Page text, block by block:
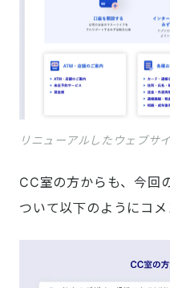
リニューアルしたウェブサ
CC室の方からも、今回
ついて以下のようにコメ